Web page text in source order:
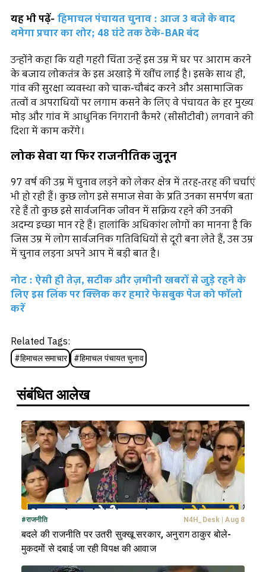
यह भी पढ़ें- हिमाचल पंचायत चुनाव : आज 3 बजे के बाद
थमेगा प्रचार का शोर; 48 घंटे तक ठेके-BAR बंद
उन्होंने कहा कि यही गहरी चिंता उन्हें इस उम्र में घर पर आराम करने
के बजाय लोकतंत्र के इस अखाड़े में खींच लाई है। इसके साथ ही,
गांव की सुरक्षा व्यवस्था को चाक-चौबंद करने और असामाजिक
तत्वों व अपराधियों पर लगाम कसने के लिए वे पंचायत के हर मुख्य
मोड़ और गांव में आधुनिक निगरानी कैमरे (सीसीटीवी) लगवाने की
दिशा में काम करेंगे।
लोक सेवा या फिर राजनीतिक जुनून
97 वर्ष की उम्र में चुनाव लड़ने को लेकर क्षेत्र में तरह-तरह की चर्चाएं
भी हो रही हैं। कुछ लोग इसे समाज सेवा के प्रति उनका समर्पण बता
रहे हैं तो कुछ इसे सार्वजनिक जीवन में सक्रिय रहने की उनकी
अदम्य इच्छा मान रहे हैं। हालांकि अधिकांश लोगों का मानना है कि
जिस उम्र में लोग सार्वजनिक गतिविधियों से दूरी बना लेते हैं, उस उम्र
में चुनाव लड़ना अपने आप में बड़ी बात है।
नोट : ऐसी ही तेज़, सटीक और ज़मीनी खबरों से जुड़े रहने के
लिए इस लिंक पर क्लिक कर हमारे फेसबुक पेज को फॉलो
करें
Related Tags:
#हिमाचल समाचार #हिमाचल पंचायत चुनाव
संबंधित आलेख
#राजनीति N4H_Desk Aug 8
बदले की राजनीति पर उतरी सुक्खू सरकार, अनुराग ठाकुर बोले-
मुकदमों से दबाई जा रही विपक्ष की आवाज